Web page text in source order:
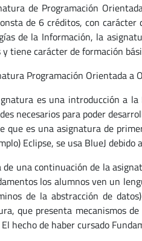
de Programación
de 6 créditos, con
de la Información, la
tiene carácter de formación
Programación Orientada a
es una introducción a
necesarios para poder
que es una asignatura de
Eclipse, se usa BlueJ
una continuación de la
los alumnos ven un
de la abstracción de
que presenta mecanismos
hecho de haber cursado